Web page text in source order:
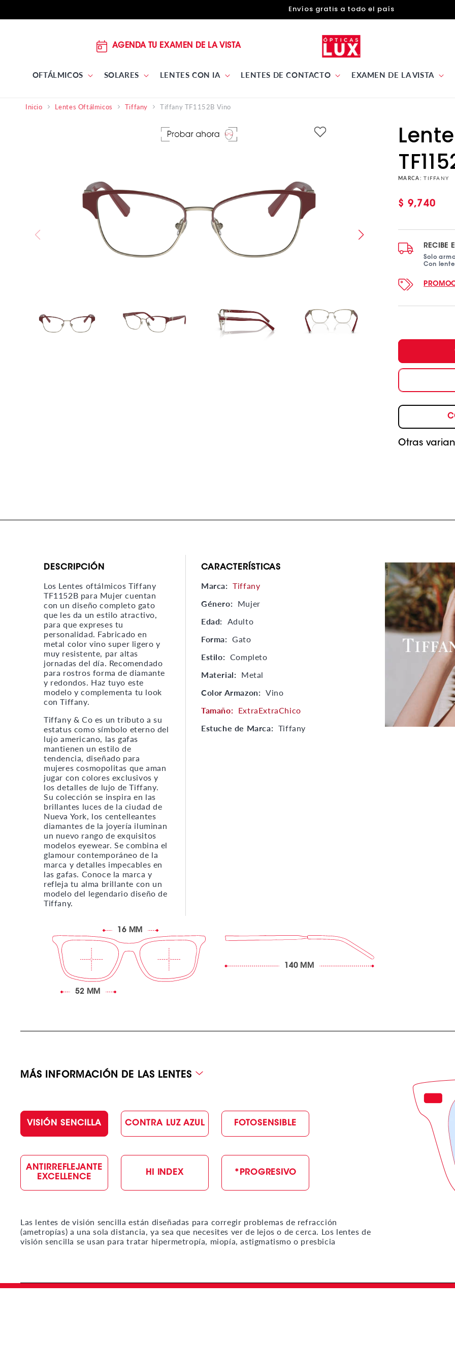
Envíos gratis a todo el país
AGENDA TU EXAMEN DE LA VISTA
OFTÁLMICOS SOLARES LENTES CON IA LENTES DE CONTACTO EXAMEN DE LA VISTA
Inicio Lentes Oftálmicos Tiffany Tiffany TF1152B Vino
MARCA:TIFFANY
Precio
$ 9,740
RECIBE
Solo
Con
Otras
DESCRIPCIÓN
Los Lentes oftálmicos Tiffany
TF1152B para Mujer cuentan
con un diseño completo gato
que les da un estilo atractivo,
para que expreses tu
personalidad. Fabricado en
metal color vino super ligero y
muy resistente, par altas
jornadas del día. Recomendado
para rostros forma de diamante
y redondos. Haz tuyo este
modelo y complementa tu look
con Tiffany.
Tiffany & Co es un tributo a su
estatus como símbolo eterno del
lujo americano, las gafas
mantienen un estilo de
tendencia, diseñado para
mujeres cosmopolitas que aman
jugar con colores exclusivos y
los detalles de lujo de Tiffany.
Su colección se inspira en las
brillantes luces de la ciudad de
Nueva York, los centelleantes
diamantes de la joyería iluminan
un nuevo rango de exquisitos
modelos eyewear. Se combina el
glamour contemporáneo de la
marca y detalles impecables en
las gafas. Conoce la marca y
refleja tu alma brillante con un
modelo del legendario diseño de
Tiffany.
CARACTERÍSTICAS
Marca: Tiffany
Género:
Mujer
Edad:
Adulto
Forma: Gato
Estilo: Completo
Material:
Metal
Color Armazon: Vino
Tamaño: ExtraExtraChico
Estuche de Marca: Tiffany
16 MM
52 MM
140 MM
MÁS INFORMACIÓN DE LAS LENTES
VISIÓN SENCILLA CONTRA LUZ AZUL FOTOSENSIBLE
ANTIRREFLEJANTE
EXCELLENCE
HI INDEX *PROGRESIVO
Las lentes de visión sencilla están diseñadas para corregir problemas de refracción
(ametropías) a una sola distancia, ya sea que necesites ver de lejos o de cerca. Los lentes de
visión sencilla se usan para tratar hipermetropía, miopía, astigmatismo o presbicia